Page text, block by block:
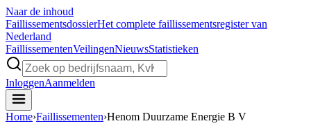
Naar de inhoud
FaillissementsdossierHet complete faillissementsregister van
Nederland
FaillissementenVeilingenNieuwsStatistieken
InloggenAanmelden
Home›Faillissementen›Henom Duurzame Energie B V